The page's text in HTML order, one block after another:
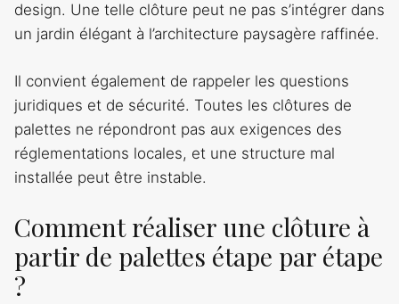
design. Une telle clôture peut ne pas s’intégrer dans
un jardin élégant à l’architecture paysagère raffinée.
Il convient également de rappeler les questions
juridiques et de sécurité. Toutes les clôtures de
palettes ne répondront pas aux exigences des
réglementations locales, et une structure mal
installée peut être instable.
Comment réaliser une clôture à
partir de palettes étape par étape
?